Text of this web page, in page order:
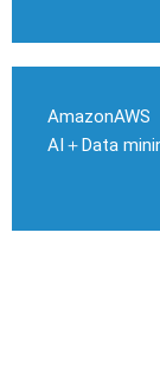
AmazonAWS
AI＋Data